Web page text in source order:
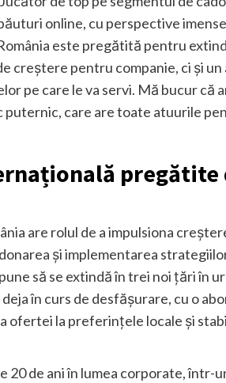
online, cu perspective
este pregătită pentru
creștere pentru companie, ci și un
pe care le va servi. Mă bucur că
puternic, care are toate atuurile
pregătite
are rolul de a impulsiona
și implementarea
să se extindă în trei noi țări în
în curs de desfășurare, cu o
ofertei la preferințele locale și
de ani în lumea corporate, într-